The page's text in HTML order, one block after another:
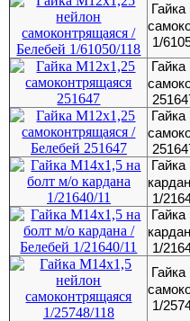
1/
1/
1/
1/